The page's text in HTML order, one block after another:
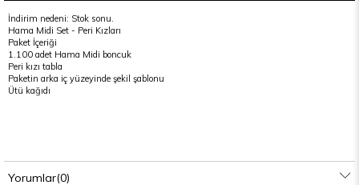
İndirim nedeni: Stok sonu.
Hama Midi Set - Peri Kızları
Paket İçeriği
1.100 adet Hama Midi boncuk
Peri kızı tabla
Paketin arka iç yüzeyinde şekil şablonu
Ütü kağıdı
Yorumlar(0)